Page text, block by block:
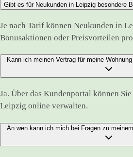
Gibt es für Neukunden in Leipzig besondere
Je nach Tarif können Neukunden in
Bonusaktionen oder Preisvorteilen
Kann ich meinen Vertrag für meine
Ja. Über das Kundenportal können
Leipzig online verwalten.
An wen kann ich mich bei Fragen zu